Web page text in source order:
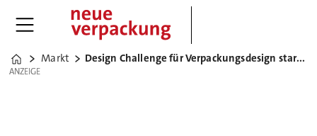
Home
Markt Design Challenge für Verpackungsdesign startet
ANZEIGE
ANZEIGE